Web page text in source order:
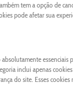
tem a opção de
pode afetar sua
absolutamente
inclui apenas
do site. Esses